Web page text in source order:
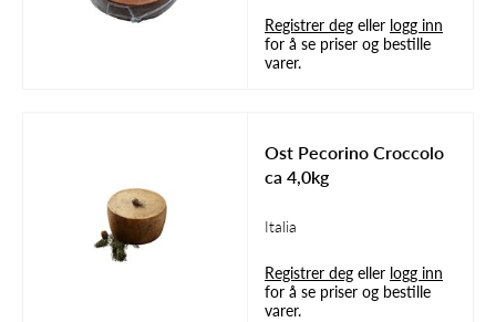
Registrer deg eller logg inn
for å se priser og bestille
varer.
Ost Pecorino Croccolo
ca 4,0kg
Italia
Registrer deg eller logg inn
for å se priser og bestille
varer.